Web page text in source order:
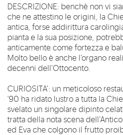
DESCRIZIONE: benchè non vi
che ne attestino le origini, la
antica, forse addirittura
pianta e la sua posizione,
anticamente come fortezza e
Molto bello è anche l'organo
decenni dell'Ottocento.
CURIOSITA': un meticoloso
'90 ha ridato lustro a tutta la
svelato un singolare dipinto
tratta della nota scena
ed Eva che colgono il frutto